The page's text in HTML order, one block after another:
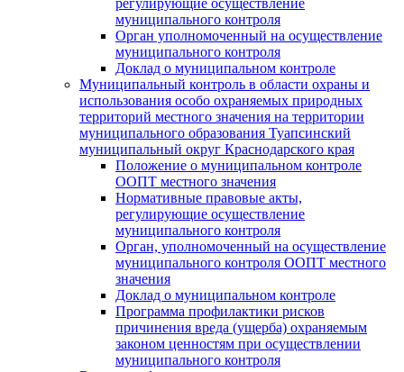
регулирующие осуществление
муниципального контроля
Орган уполномоченный на осуществление
муниципального контроля
Доклад о муниципальном контроле
Муниципальный контроль в области охраны и
использования особо охраняемых природных
территорий местного значения на территории
муниципального образования Туапсинский
муниципальный округ Краснодарского края
Положение о муниципальном контроле
ООПТ местного значения
Нормативные правовые акты,
регулирующие осуществление
муниципального контроля
Орган, уполномоченный на осуществление
муниципального контроля ООПТ местного
значения
Доклад о муниципальном контроле
Программа профилактики рисков
причинения вреда (ущерба) охраняемым
законом ценностям при осуществлении
муниципального контроля